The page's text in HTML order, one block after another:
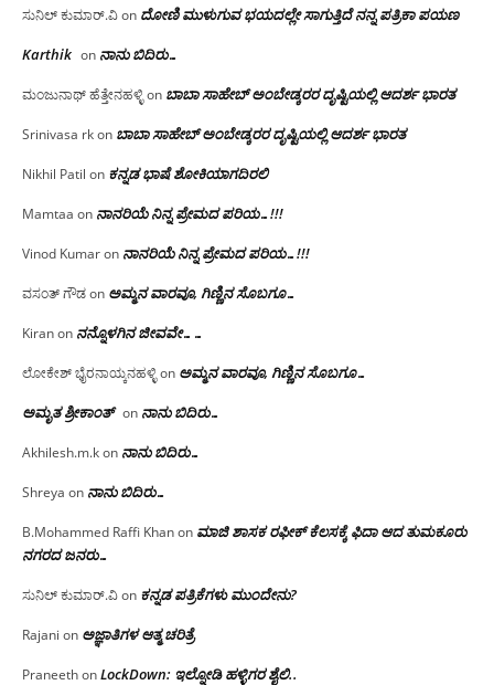
ಸುನಿಲ್ ಕುಮಾರ್.ವಿon ದೋಣಿ ಮುಳುಗುವ ಭಯದಲ್ಲೇ ಸಾಗುತ್ತಿದೆ ನನ್ನ ಪತ್ರಿಕಾ ಪಯಣ
Karthik on ನಾನು ಬಿದಿರು…
ಮಂಜುನಾಥ್ ಹೆತ್ತೇನಹಳ್ಳಿon ಬಾಬಾ ಸಾಹೇಬ್ ಅಂಬೇಡ್ಕರರ ದೃಷ್ಟಿಯಲ್ಲಿ ಆದರ್ಶ ಭಾರತ
Srinivasa rkon ಬಾಬಾ ಸಾಹೇಬ್ ಅಂಬೇಡ್ಕರರ ದೃಷ್ಟಿಯಲ್ಲಿ ಆದರ್ಶ ಭಾರತ
Nikhil Patil on ಕನ್ನಡ ಭಾಷೆ ಶೋಕಿಯಾಗದಿರಲಿ
Mamtaa on ನಾನರಿಯೆ ನಿನ್ನ ಪ್ರೇಮದ ಪರಿಯ…!!!
Vinod Kumaron ನಾನರಿಯೆ ನಿನ್ನ ಪ್ರೇಮದ ಪರಿಯ…!!!
ವಸಂತ್ ಗೌಡon ಅಮ್ಮನ ವಾರವೂ, ಗಿಣ್ಣಿನ ಸೊಬಗೂ…
Kiranon ನನ್ನೊಳಗಿನ ಜೀವವೇ……
ಲೋಕೇಶ್ ಭೈರನಾಯ್ಕನಹಳ್ಳಿon ಅಮ್ಮನ ವಾರವೂ, ಗಿಣ್ಣಿನ ಸೊಬಗೂ…
ಅಮೃತ ಶ್ರೀಕಾಂತ್ on ನಾನು ಬಿದಿರು…
Akhilesh.m.kon ನಾನು ಬಿದಿರು…
Shreya on ನಾನು ಬಿದಿರು…
B.Mohammed Raffi Khanon ಮಾಜಿ ಶಾಸಕ ರಫೀಕ್ ಕೆಲಸಕ್ಕೆ ಫಿದಾ ಆದ ತುಮಕೂರು
ನಗರದ ಜನರು…
ಸುನಿಲ್ ಕುಮಾರ್.ವಿon ಕನ್ನಡ ಪತ್ರಿಕೆಗಳು ಮುಂದೇನು?
Rajani on ಅಜ್ಞಾತಿಗಳ ಆತ್ಮ ಚರಿತ್ರೆ
PraneethonLockDown: ಇಲ್ನೋಡಿ ಹಳ್ಳಿಗರ ಶೈಲಿ..